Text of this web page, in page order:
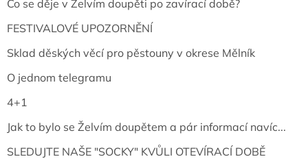
Co se děje v Želvím doupěti po zavírací době?
FESTIVALOVÉ UPOZORNĚNÍ
Sklad děských věcí pro pěstouny v okrese Mělník
O jednom telegramu
4+1
Jak to bylo se Želvím doupětem a pár informací navíc...
SLEDUJTE NAŠE "SOCKY" KVŮLI OTEVÍRACÍ DOBĚ